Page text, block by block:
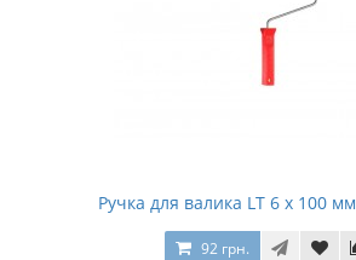
Ручка для валика LT 6 x 100
92 грн.